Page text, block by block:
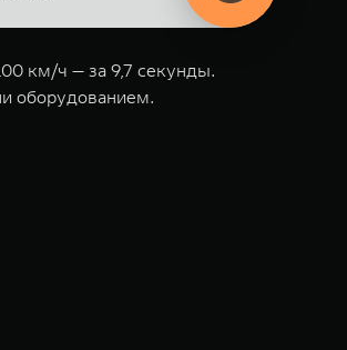
км/ч — за 9,7 секунды.
оборудованием.